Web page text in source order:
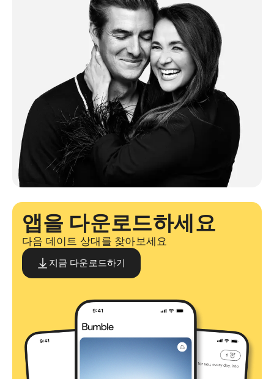
앱을 다운로드하세요
다음 데이트 상대를 찾아보세요
지금 다운로드하기